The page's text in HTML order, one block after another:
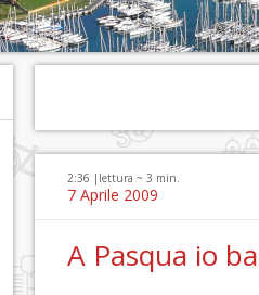
2:36 | lettura ~ 3 min.
7 Aprile 2009
A Pasqua io